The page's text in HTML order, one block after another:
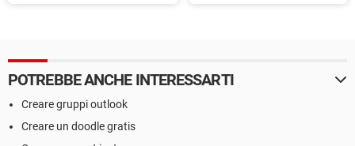
POTREBBE ANCHE INTERESSARTI
Creare gruppi outlook
Creare un doodle gratis